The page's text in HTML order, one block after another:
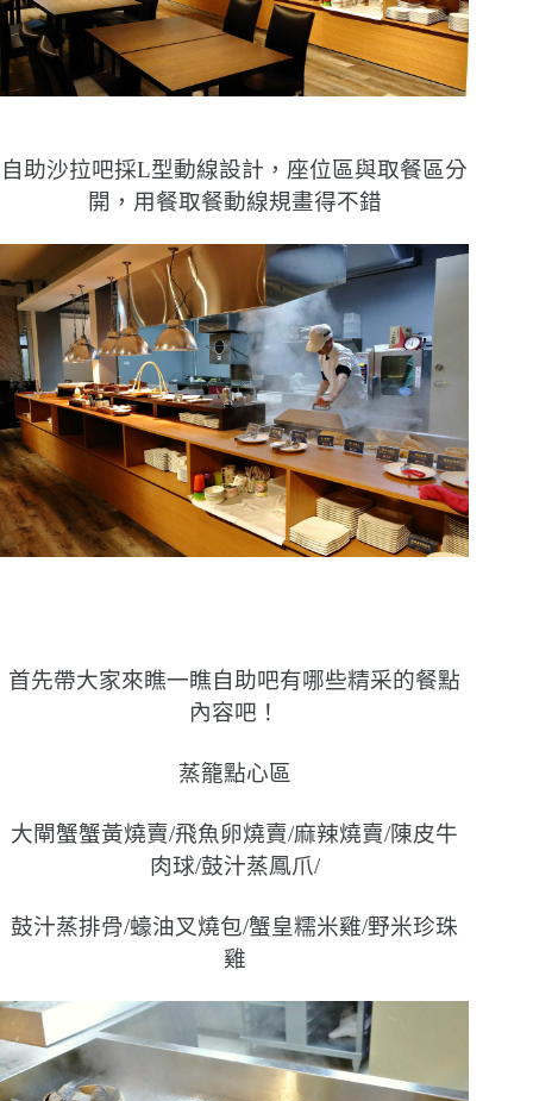
自助沙拉吧採L型動線設計，座位區與取餐區分
開，用餐取餐動線規畫得不錯
首先帶大家來瞧一瞧自助吧有哪些精采的餐點
內容吧！
蒸籠點心區
大閘蟹蟹黃燒賣/飛魚卵燒賣/麻辣燒賣/陳皮牛
肉球/鼓汁蒸鳳爪/
鼓汁蒸排骨/蠔油叉燒包/蟹皇糯米雞/野米珍珠
雞